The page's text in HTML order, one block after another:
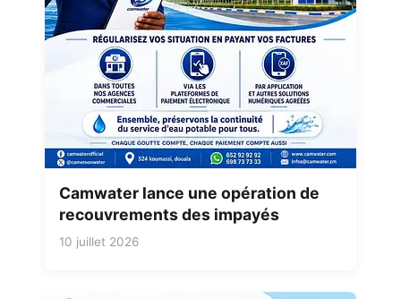
Camwater lance une opération de
recouvrements des impayés
10 juillet 2026